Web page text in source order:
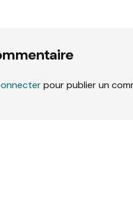
pour publier un